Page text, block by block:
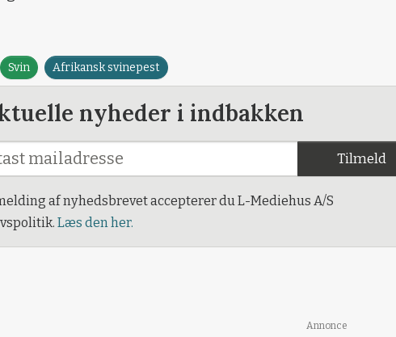
Svin Afrikansk svinepest
nyheder i indbakken
Tilmeld
af nyhedsbrevet accepterer du L-Mediehus A/S
Læs den her.
Annonce